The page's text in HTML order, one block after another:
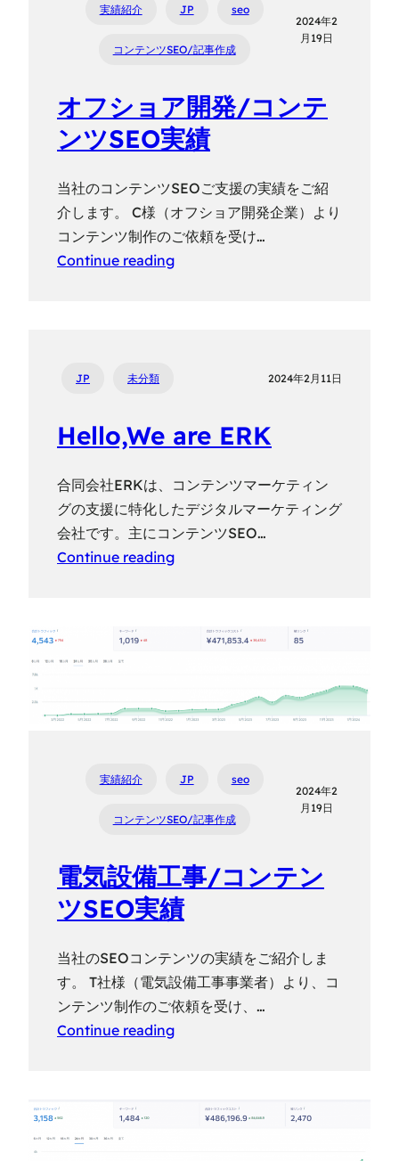
実績紹介 JP seo
コンテンツSEO/記事作成
2024年2
月19日
オフショア開発/コンテ
ンツSEO実績
当社のコンテンツSEOご支援の実績をご紹
介します。 C様（オフショア開発企業）より
コンテンツ制作のご依頼を受け…
Continue reading
JP 未分類 2024年2月11日
Hello,We are ERK
合同会社ERKは、コンテンツマーケティン
グの支援に特化したデジタルマーケティング
会社です。主にコンテンツSEO…
Continue reading
実績紹介 JP seo
コンテンツSEO/記事作成
2024年2
月19日
電気設備工事/コンテン
ツSEO実績
当社のSEOコンテンツの実績をご紹介しま
す。 T社様（電気設備工事事業者）より、コ
ンテンツ制作のご依頼を受け、…
Continue reading